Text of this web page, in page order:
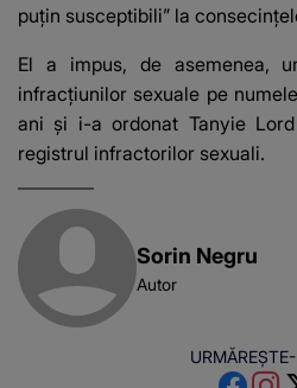
puțin susceptibili” la
El a impus, de asemenea,
infracțiunilor sexuale pe
ani și i-a ordonat Tanyie
registrul infractorilor sexuali.
Sorin Negru
Autor